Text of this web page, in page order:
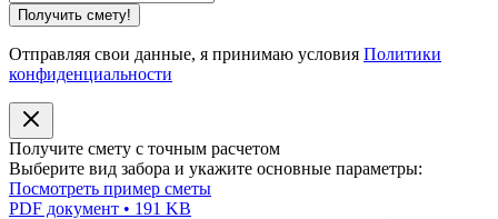
Получить смету!
Отправляя свои данные, я принимаю условия Политики
конфиденциальности
Получите смету с точным расчетом
Выберите вид забора и укажите основные параметры:
Посмотреть пример сметы
PDF документ • 191 KB